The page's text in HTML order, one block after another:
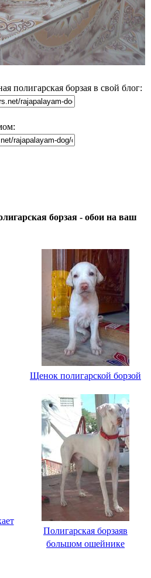
полигарская борзая в свой блог:
борзая - обои на ваш
Щенок полигарской борзой
Полигарская борзаяв
большом ошейнике